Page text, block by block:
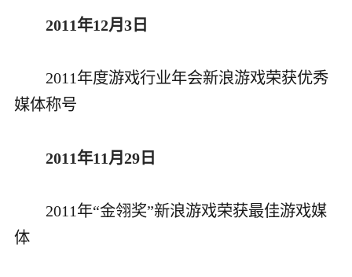
2011年12月3日
2011年度游戏行业年会新浪游戏荣获优秀
媒体称号
2011年11月29日
2011年“金翎奖”新浪游戏荣获最佳游戏媒
体